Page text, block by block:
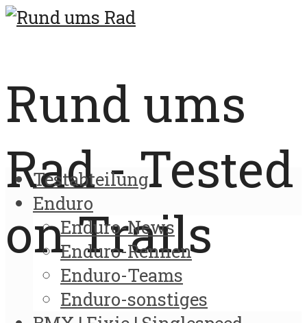
Rund ums
Rad - Tested
on Trails
Testabteilung
Enduro
Enduro-News
Enduro-Rennen
Enduro-Teams
Enduro-sonstiges